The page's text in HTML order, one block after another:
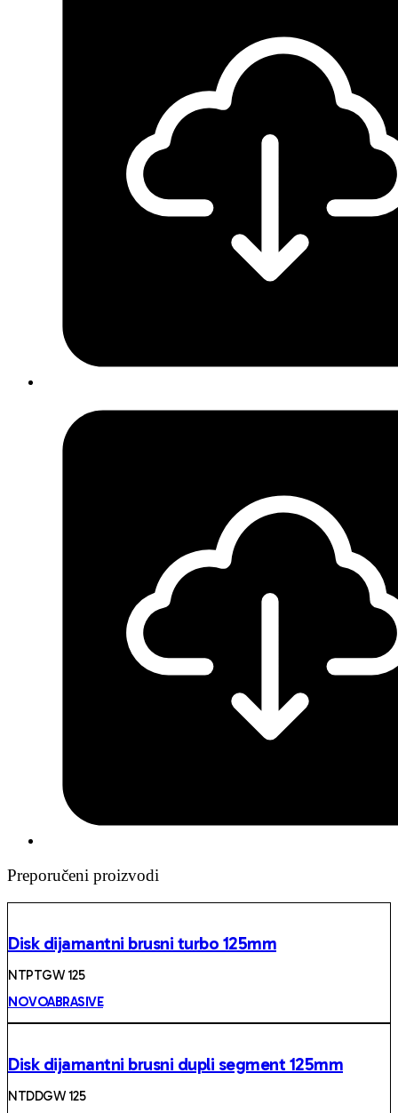
Preporučeni proizvodi
Disk dijamantni brusni turbo 125mm
NTPTGW 125
NOVOABRASIVE
Disk dijamantni brusni dupli segment 125mm
NTDDGW 125